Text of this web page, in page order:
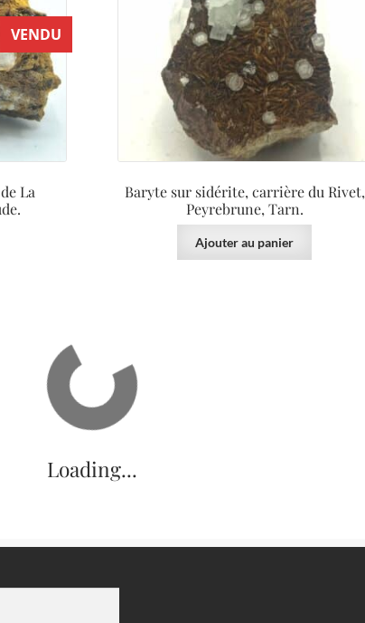
VENDU
La
Baryte sur sidérite, carrière du Rivet,
Peyrebrune, Tarn.
Ajouter au panier